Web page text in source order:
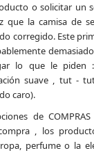
o solicitar un
que la camisa de
corregido. Este
lo que le piden :
suave , tut -
caro).
de
, los
perfume o la